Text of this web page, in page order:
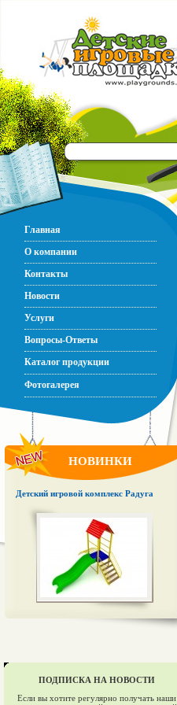
Главная
О компании
Контакты
Новости
Услуги
Вопросы-Ответы
Каталог продукции
Фотогалерея
НОВИНКИ
Детский игровой комплекс Радуга
ПОДПИСКА НА НОВОСТИ
Если вы хотите регулярно получать наши